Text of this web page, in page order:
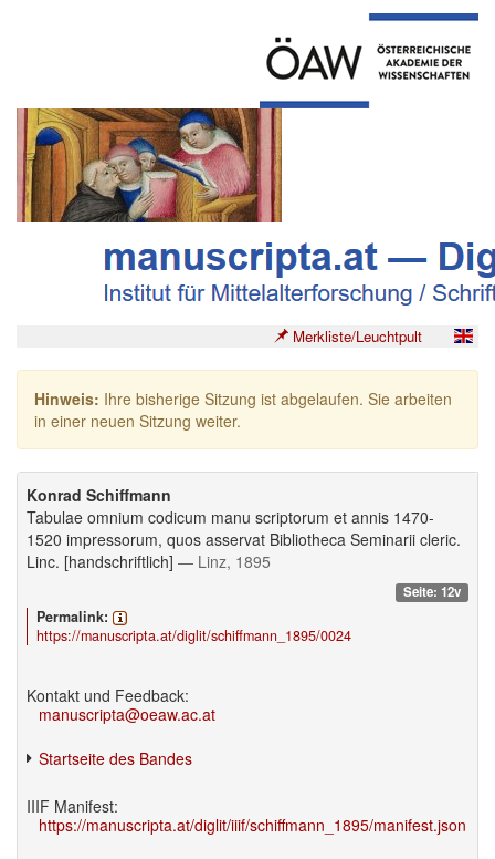
Merkliste/Leuchtpult
Hinweis: Ihre bisherige Sitzung ist abgelaufen. Sie arbeiten
in einer neuen Sitzung weiter.
Konrad Schiffmann
Tabulae omnium codicum manu scriptorum et annis 1470-
1520 impressorum, quos asservat Bibliotheca Seminarii cleric.
Linc. [handschriftlich] — Linz, 1895
Seite: 12v
Permalink:
https://manuscripta.at/diglit/schiffmann_1895/0024
Kontakt und Feedback:
manuscripta@oeaw.ac.at
Startseite des Bandes
IIIF Manifest:
https://manuscripta.at/diglit/iiif/schiffmann_1895/manifest.json